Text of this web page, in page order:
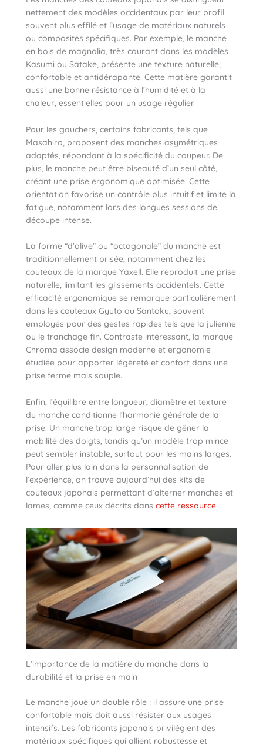
nettement des modèles occidentaux par leur profil
souvent plus effilé et l’usage de matériaux naturels
ou composites spécifiques. Par exemple, le manche
en bois de magnolia, très courant dans les modèles
Kasumi ou Satake, présente une texture naturelle,
confortable et antidérapante. Cette matière garantit
aussi une bonne résistance à l’humidité et à la
chaleur, essentielles pour un usage régulier.
Pour les gauchers, certains fabricants, tels que
Masahiro, proposent des manches asymétriques
adaptés, répondant à la spécificité du coupeur. De
plus, le manche peut être biseauté d’un seul côté,
créant une prise ergonomique optimisée. Cette
orientation favorise un contrôle plus intuitif et limite la
fatigue, notamment lors des longues sessions de
découpe intense.
La forme “d’olive” ou “octogonale” du manche est
traditionnellement prisée, notamment chez les
couteaux de la marque Yaxell. Elle reproduit une prise
naturelle, limitant les glissements accidentels. Cette
efficacité ergonomique se remarque particulièrement
dans les couteaux Gyuto ou Santoku, souvent
employés pour des gestes rapides tels que la julienne
ou le tranchage fin. Contraste intéressant, la marque
Chroma associe design moderne et ergonomie
étudiée pour apporter légèreté et confort dans une
prise ferme mais souple.
Enfin, l’équilibre entre longueur, diamètre et texture
du manche conditionne l’harmonie générale de la
prise. Un manche trop large risque de gêner la
mobilité des doigts, tandis qu’un modèle trop mince
peut sembler instable, surtout pour les mains larges.
Pour aller plus loin dans la personnalisation de
l’expérience, on trouve aujourd’hui des kits de
couteaux japonais permettant d’alterner manches et
lames, comme ceux décrits dans cette ressource.
L’importance de la matière du manche dans la
durabilité et la prise en main
Le manche joue un double rôle : il assure une prise
confortable mais doit aussi résister aux usages
intensifs. Les fabricants japonais privilégient des
matériaux spécifiques qui allient robustesse et